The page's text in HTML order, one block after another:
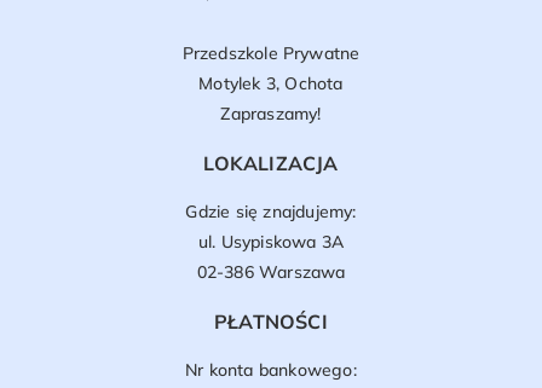
Przedszkole Prywatne
Motylek 3, Ochota
Zapraszamy!
LOKALIZACJA
Gdzie się znajdujemy:
ul. Usypiskowa 3A
02-386 Warszawa
PŁATNOŚCI
Nr konta bankowego: